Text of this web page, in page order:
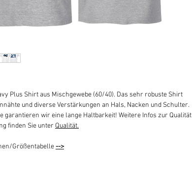
Plus Shirt aus Mischgewebe (60/40). Das sehr robuste Shirt
und diverse Verstärkungen an Hals, Nacken und Schulter.
garantieren wir eine lange Haltbarkeit! Weitere Infos zur Qualität
finden Sie unter Qualität.
Größentabelle-->